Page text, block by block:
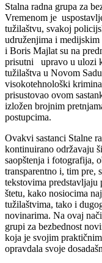
Stalna radna grupa za
Vremenom je
tužilaštvu, svakoj
udruženjima i
i Boris Majlat su na
prisutni upravo u ulozi
tužilaštva u Novom
visokotehnološki
prisustovao ovom
izložen brojnim
postupcima.
Ovakvi sastanci Stalne
kontinuirano održavaju
saopštenja i fotografija,
transparentno i, tim pre,
tekstovima predstavljaju
štetu, kako nosiocima
tužilaštvima, tako i
novinarima. Na ovaj
grupi za bezbednost
koja je svojim
opravdala svoje